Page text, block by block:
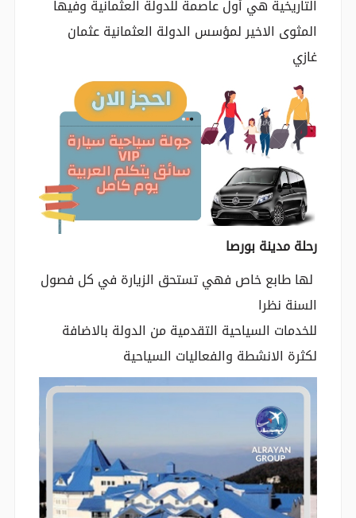
التاريخية هي أول عاصمة للدولة العثمانية وفيها
المثوى الاخير لمؤسس الدولة العثمانية عثمان
غازي
رحلة مدينة بورصا
لها طابع خاص فهي تستحق الزيارة في كل فصول
السنة نظرا
للخدمات السياحية التقدمية من الدولة بالاضافة
لكثرة الانشطة والفعاليات السياحية